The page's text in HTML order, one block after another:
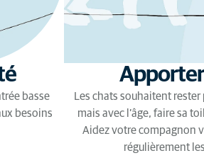
basse
besoins
Les chats souhaitent
mais avec l’âge, faire sa
Aidez votre compagnon
régulièrement